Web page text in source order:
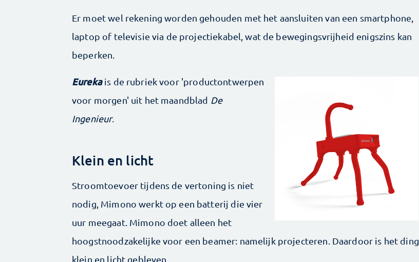
Er moet wel rekening worden gehouden met het aansluiten van een smartphone,
laptop of televisie via de projectiekabel, wat de bewegingsvrijheid enigszins kan
beperken.
Eureka is de rubriek voor 'productontwerpen
voor morgen' uit het maandblad De
Ingenieur.
Klein en licht
Stroomtoevoer tijdens de vertoning is niet
nodig, Mimono werkt op een batterij die vier
uur meegaat. Mimono doet alleen het
hoogstnoodzakelijke voor een ­beamer: namelijk projecteren. Daardoor is het ding
klein en licht gebleven.